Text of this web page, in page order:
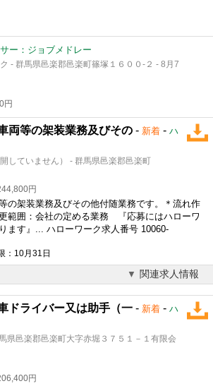
ー：ジョブメドレー
- 群馬県邑楽郡邑楽町篠塚１６００-２ - 8月7
円
両等の架装業務及びその - 新着 - ハ
していません） - 群馬県邑楽郡邑楽町
円
の架装業務及びその他付随業務です。＊流れ作
範囲：会社の定める業務 『応募にはハローワ
ます』... ハローワーク求人番号 10060-
：10月31日
関連求人情報
ライバー又は助手（一 - 新着 - ハ
邑楽郡邑楽町大字赤堀３７５１－１有限会
円